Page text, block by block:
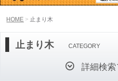
HOME 止まり木
止まり木 CATEGORY
詳細検